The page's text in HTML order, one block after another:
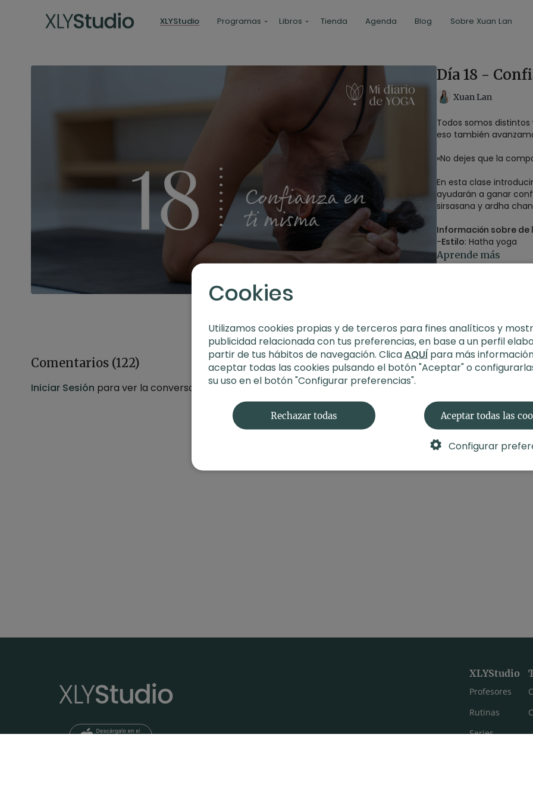
XLYStudio Programas Libros Tienda Agenda Blog Sobre Xuan Lan
Día 18 -
Xuan Lan
Todos somos
eso también
«No dejes que la
En esta clase
ayudarán a ganar
sirsasana y ardha
Información sobre de
-Estilo: Hatha yoga
-Profesor : Xuan Lan
-Duración: 38 minutos
Intención de la clase:
fuerzas y elevar tu
📚 Te recuerdo que
📖 Te comparto un
que has aprendido y
donde encontrarás los
No olvides dejar tu
Aprende más
Comentarios (122)
Iniciar Sesión para ver la conversación
XLYStudio
Profesores
Rutinas
Series
Cookies
Utilizamos cookies propias y de terceros para fines analíticos y
publicidad relacionada con tus preferencias, en base a un perfil
partir de tus hábitos de navegación. ClicaAQUÍpara más
aceptar todas las cookies pulsando el botón "Aceptar" o
su uso en el botón "Configurar preferencias".
Rechazar todas Aceptar todas las
Configurar